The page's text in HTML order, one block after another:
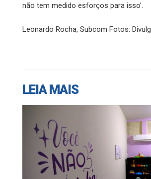
não tem medido esforços para isso'.
Leonardo Rocha, Subcom Fotos:
LEIA MAIS